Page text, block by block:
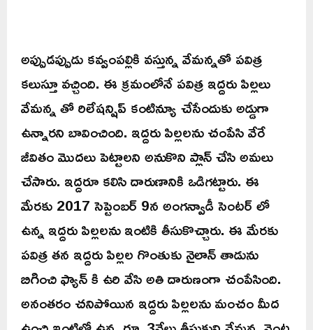
అప్పుడప్పుడు కవ్వంపల్లికి వస్తున్న వేమన్నతో పవిత్ర
కలుస్తూ వచ్చింది. ఈ క్రమంలోనే పవిత్ర ఇద్దరు పిల్లలు
వేమన్న తో రిలేషన్షిప్ కంటిన్యూ చేసేందుకు అడ్డుగా
ఉన్నారని బావించింది. ఇద్దరు పిల్లలను చంపేసి వేరే
జీవితం మొదలు పెట్టాలని అనుకొని ప్లాన్ చేసి అమలు
చేసారు. ఇద్దరూ కలిసి దారుణానికి ఒడిగట్టారు. ఈ
మేరకు 2017 సెప్టెంబర్ 9న అంగన్వాడీ సెంటర్ లో
ఉన్న ఇద్దరు పిల్లలను ఇంటికి తీసుకొచ్చారు. ఈ మేరకు
పవిత్ర తన ఇద్దరు పిల్లల గొంతుకు నైలాన్ తాడును
బిగించి ఫ్యాన్ కి ఉరి వేసి అతి దారుణంగా చంపేసింది.
అనంతరం చనిపోయిన ఇద్దరు పిల్లలను మంచం మీద